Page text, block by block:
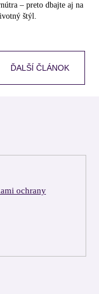
– preto dbajte aj na
štýl.
ĎALŠÍ ČLÁNOK
ochrany